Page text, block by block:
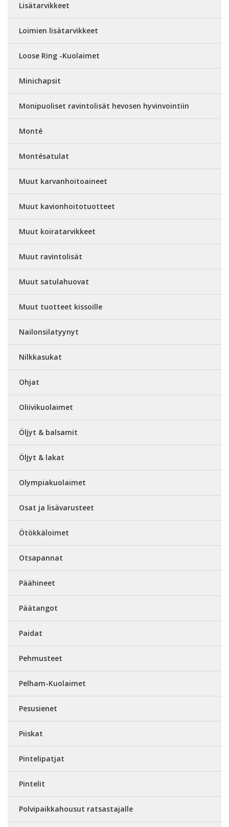
Lisätarvikkeet
Loimien lisätarvikkeet
Loose Ring -Kuolaimet
Minichapsit
Monipuoliset ravintolisät hevosen hyvinvointiin
Monté
Montésatulat
Muut karvanhoitoaineet
Muut kavionhoitotuotteet
Muut koiratarvikkeet
Muut ravintolisät
Muut satulahuovat
Muut tuotteet kissoille
Nailonsilatyynyt
Nilkkasukat
Ohjat
Oliivikuolaimet
Öljyt & balsamit
Öljyt & lakat
Olympiakuolaimet
Osat ja lisävarusteet
Ötökkäloimet
Otsapannat
Päähineet
Päätangot
Paidat
Pehmusteet
Pelham-Kuolaimet
Pesusienet
Piiskat
Pintelipatjat
Pintelit
Polvipaikkahousut ratsastajalle